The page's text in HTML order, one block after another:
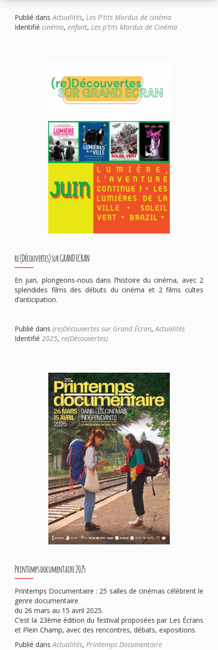
Publié dansActualités, Les P'tits Mordus de cinéma
Identifié cinéma, enfant, Les p'tits Mordus de Cinéma
re (Découvertes) sur GRAND ECRAN
En juin, plongeons-nous dans l’histoire du cinéma, avec 2
splendides films des débuts du cinéma et 2 films cultes
d’anticipation.
Publié dans (re)Découvertes sur Grand Écran,Actualités
Identifié 2025, re(Découvertes)
Printemps documentaire 2025
Printemps Documentaire : 25 salles de cinémas célèbrent le
genre documentaire
du 26 mars au 15 avril 2025.
C’est la 23ème édition du festival proposées par Les Écrans
et Plein Champ, avec des rencontres, débats, expositions
Publié dansActualités, Printemps Documentaire